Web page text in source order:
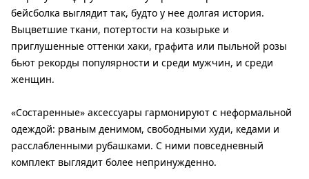
бейсболка выглядит так, будто у нее долгая история.
Выцветшие ткани, потертости на козырьке и
приглушенные оттенки хаки, графита или пыльной розы
бьют рекорды популярности и среди мужчин, и среди
женщин.
«Состаренные» аксессуары гармонируют с неформальной
одеждой: рваным денимом, свободными худи, кедами и
расслабленными рубашками. С ними повседневный
комплект выглядит более непринужденно.